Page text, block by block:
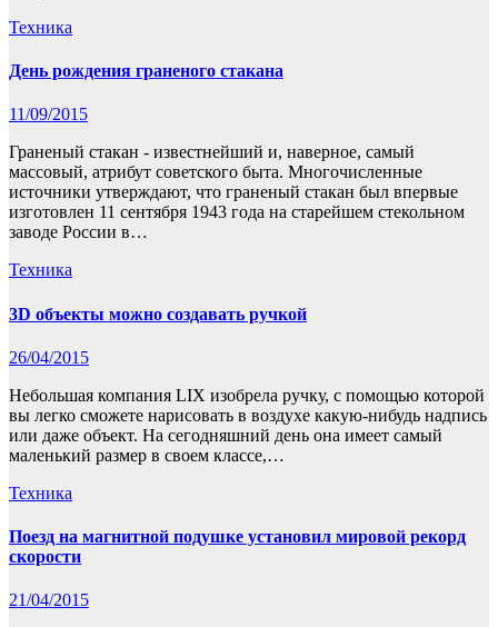
Техника
День рождения граненого стакана
11/09/2015
Граненый стакан - известнейший и, наверное, самый
массовый, атрибут советского быта. Многочисленные
источники утверждают, что граненый стакан был впервые
изготовлен 11 сентября 1943 года на старейшем стекольном
заводе России в…
Техника
3D объекты можно создавать ручкой
26/04/2015
Небольшая компания LIX изобрела ручку, с помощью которой
вы легко сможете нарисовать в воздухе какую-нибудь надпись
или даже объект. На сегодняшний день она имеет самый
маленький размер в своем классе,…
Техника
Поезд на магнитной подушке установил мировой рекорд
скорости
21/04/2015